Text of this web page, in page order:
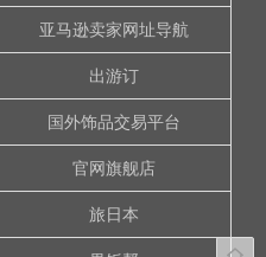
亚马逊卖家网址导航
出游订
国外饰品交易平台
官网旗舰店
旅日本